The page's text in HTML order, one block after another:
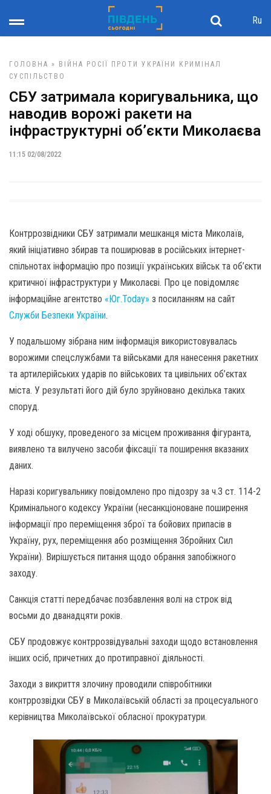
Ru
ГОЛОВНА » ВІЙНА РОСІЇ ПРОТИ УКРАЇНИ
КРИМІНАЛ
СУСПІЛЬСТВО
СБУ затримала коригувальника, що
наводив ворожі ракети на
інфраструктурні об’єкти Миколаєва
11:15 02/08/2022
Контррозвідники СБУ затримали мешканця міста Миколаїв,
який ініціативно збирав та поширював в російських інтернет-
спільнотах інформацію про позиції українських військ та об’єкти
критичної інфраструктури у Миколаєві. Про це повідомляє
інформаційне агентство «Юг.Today» з посиланням на сайт
Служби Безпеки України.
У подальшому зібрана ним інформація використовувалась
ворожими спецслужбами та військами для нанесення ракетних
та артилерійських ударів по військових та цивільних об’єктах
міста. У результаті його дій було зруйновано декілька таких
споруд.
У ході обшуку, проведеного за місцем проживання фігуранта,
виявлено та вилучено засоби фіксації та поширення вказаних
даних.
Наразі коригувальнику повідомлено про підозру за ч.3 ст. 114-2
Кримінального кодексу України (несанкціоноване поширення
інформації про переміщення зброї та бойових припасів в
Україну, рух, переміщення або розміщення Збройних Сил
України). Вирішується питання щодо обрання запобіжного
заходу.
Санкція статті передбачає позбавлення волі на строк від
восьми до дванадцяти років.
СБУ продовжує контррозвідувальні заходи щодо встановлення
інших осіб, причетних до протиправної діяльності.
Заходи з викриття злочину проводили співробітники
контррозвідки СБУ в Миколаївській області за процесуального
керівництва Миколаївської обласної прокуратури.